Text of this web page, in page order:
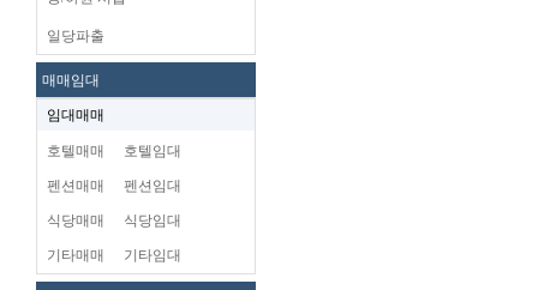
일당파출
매매임대
임대매매
호텔매매 호텔임대
펜션매매 펜션임대
식당매매 식당임대
기타매매 기타임대